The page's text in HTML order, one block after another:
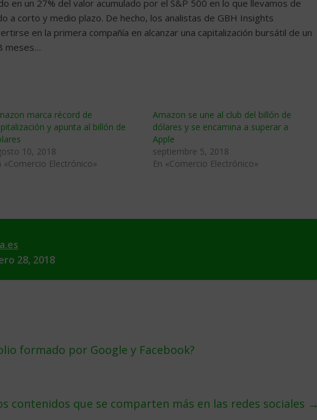
en un 27% del valor acumulado por el S&P 500 en lo que llevamos de
a corto y medio plazo. De hecho, los analistas de GBH Insights
en la primera compañía en alcanzar una capitalización bursátil de un
meses…
marca récord de
y apunta al billón de
10, 2018
«Comercio Electrónico»
Amazon se une al club del billón de
dólares y se encamina a superar a
Apple
septiembre 5, 2018
En «Comercio Electrónico»
28, 2018
formado por Google y Facebook?
contenidos que se comparten más en las redes sociales →